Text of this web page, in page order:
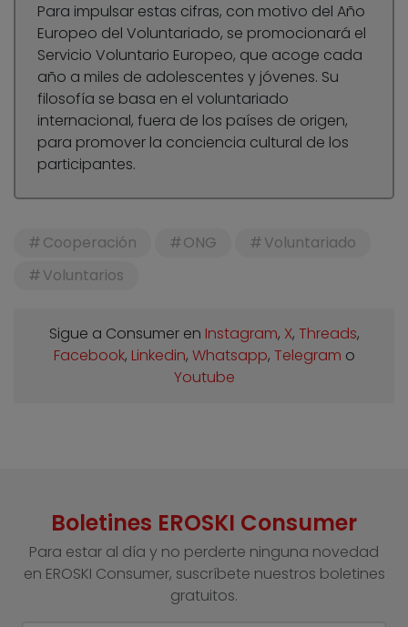
Para impulsar estas cifras, con motivo del Año
Europeo del Voluntariado, se promocionará el
Servicio Voluntario Europeo, que acoge cada
año a miles de adolescentes y jóvenes. Su
filosofía se basa en el voluntariado
internacional, fuera de los países de origen,
para promover la conciencia cultural de los
participantes.
Cooperación ONG
Voluntariado
Voluntarios
Sigue a Consumer en Instagram, X, Threads,
Facebook, Linkedin, Whatsapp, Telegram o
Youtube
Boletines EROSKI Consumer
Para estar al día y no perderte ninguna novedad
en EROSKI Consumer, suscríbete nuestros boletines
gratuitos.